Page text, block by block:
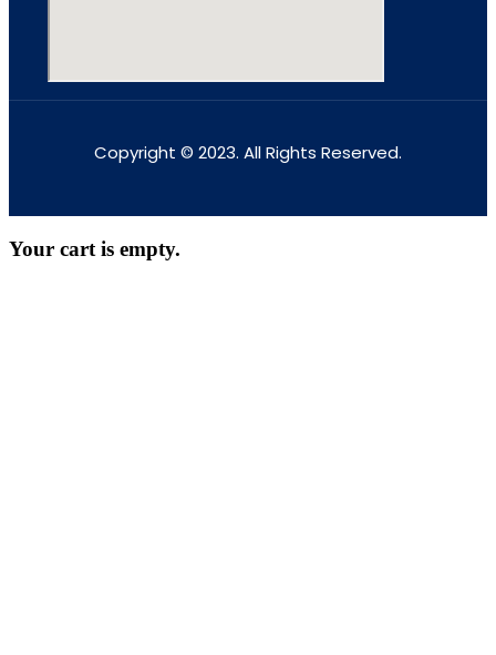
Copyright © 2023. All Rights Reserved.
Your cart is empty.